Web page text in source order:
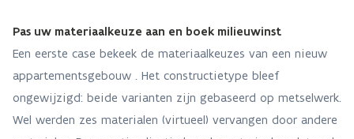
Pas uw materiaalkeuze aan en boek milieuwinst
Een eerste case bekeek de materiaalkeuzes van een nieuw
appartementsgebouw . Het constructietype bleef
ongewijzigd: beide varianten zijn gebaseerd op metselwerk.
Wel werden zes materialen (virtueel) vervangen door andere